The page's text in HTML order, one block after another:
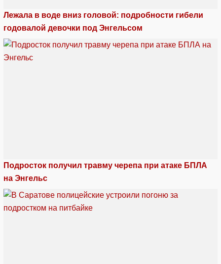
Лежала в воде вниз головой: подробности гибели
годовалой девочки под Энгельсом
Подросток получил травму черепа при атаке БПЛА
на Энгельс